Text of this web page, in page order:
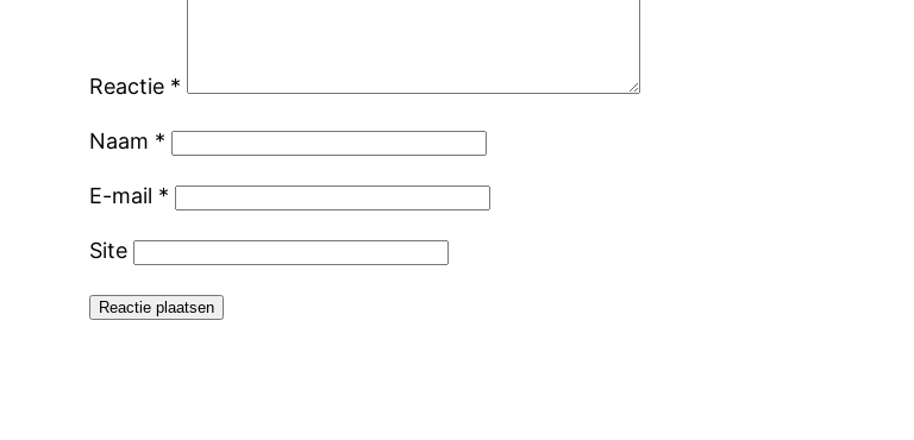
Reactie *
Naam *
E-mail *
Site